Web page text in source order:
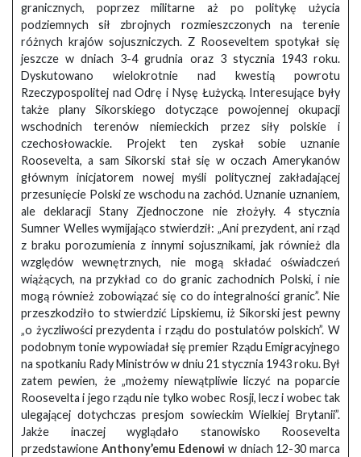
granicznych, poprzez militarne aż po politykę użycia
podziemnych sił zbrojnych rozmieszczonych na terenie
różnych krajów sojuszniczych. Z Rooseveltem spotykał się
jeszcze w dniach 3-4 grudnia oraz 3 stycznia 1943 roku.
Dyskutowano wielokrotnie nad kwestią powrotu
Rzeczypospolitej nad Odrę i Nysę Łużycką. Interesujące były
także plany Sikorskiego dotyczące powojennej okupacji
wschodnich terenów niemieckich przez siły polskie i
czechosłowackie. Projekt ten zyskał sobie uznanie
Roosevelta, a sam Sikorski stał się w oczach Amerykanów
głównym inicjatorem nowej myśli politycznej zakładającej
przesunięcie Polski ze wschodu na zachód. Uznanie uznaniem,
ale deklaracji Stany Zjednoczone nie złożyły. 4 stycznia
Sumner Welles wymijająco stwierdził: „Ani prezydent, ani rząd
z braku porozumienia z innymi sojusznikami, jak również dla
względów wewnętrznych, nie mogą składać oświadczeń
wiążących, na przykład co do granic zachodnich Polski, i nie
mogą również zobowiązać się co do integralności granic”. Nie
przeszkodziło to stwierdzić Lipskiemu, iż Sikorski jest pewny
„o życzliwości prezydenta i rządu do postulatów polskich”. W
podobnym tonie wypowiadał się premier Rządu Emigracyjnego
na spotkaniu Rady Ministrów w dniu 21 stycznia 1943 roku. Był
zatem pewien, że „możemy niewątpliwie liczyć na poparcie
Roosevelta i jego rządu nie tylko wobec Rosji, lecz i wobec tak
ulegającej dotychczas presjom sowieckim Wielkiej Brytanii”.
Jakże inaczej wyglądało stanowisko Roosevelta
przedstawione Anthony’emu Edenowi w dniach 12-30 marca